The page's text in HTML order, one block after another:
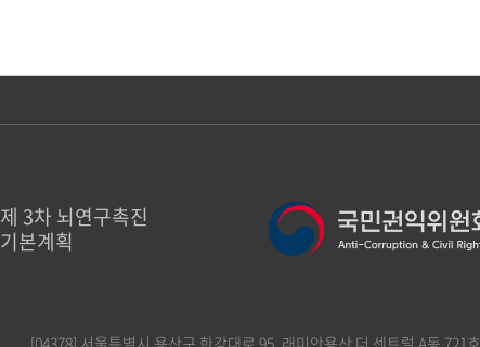
제 3차 뇌연구촉진
기본계획
[04378] 서울특별시 용산구 한강대로 95, 래미안용산 더 센트럴 A동 721호